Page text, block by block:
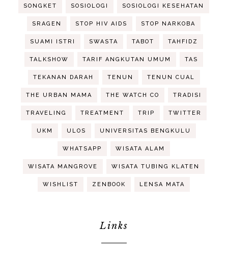
SONGKET SOSIOLOGI SOSIOLOGI KESEHATAN
SRAGEN STOP HIV AIDS STOP NARKOBA
SUAMI ISTRI SWASTA TABOT TAHFIDZ
TALKSHOW TARIF ANGKUTAN UMUM TAS
TEKANAN DARAH TENUN TENUN CUAL
THE URBAN MAMA THE WATCH CO TRADISI
TRAVELING TREATMENT TRIP TWITTER
UKM ULOS UNIVERSITAS BENGKULU
WHATSAPP WISATA ALAM
WISATA MANGROVE WISATA TUBING KLATEN
WISHLIST ZENBOOK LENSA MATA
Links